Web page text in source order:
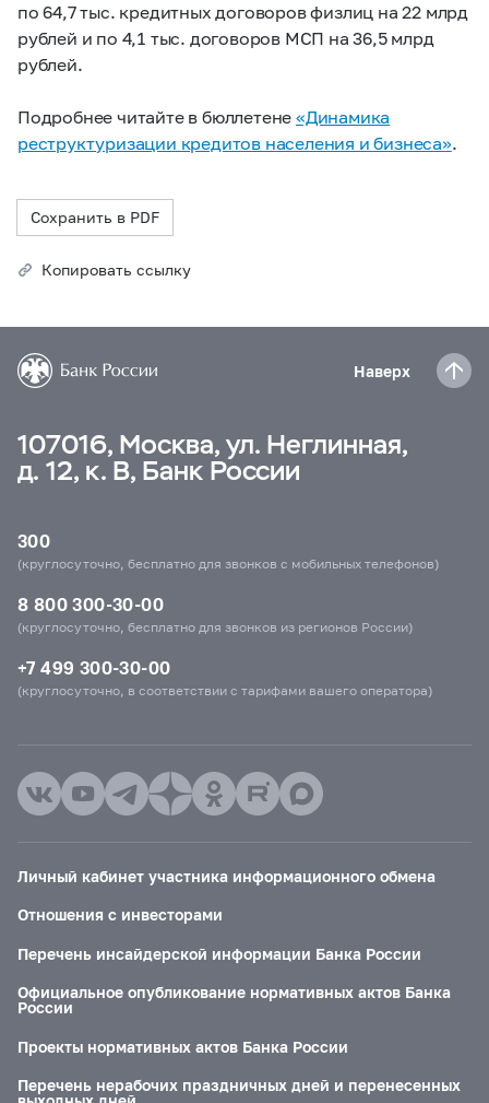
по 64,7 тыс. кредитных договоров физлиц на 22 млрд
рублей и по 4,1 тыс. договоров МСП на 36,5 млрд
рублей.
Подробнее читайте в бюллетене«Динамика
реструктуризации кредитов населения и бизнеса».
Сохранить в PDF
Копировать ссылку
Наверх
107016, Москва, ул. Неглинная,
д. 12, к. В, Банк России
300
(круглосуточно, бесплатно для звонков с мобильных телефонов)
8 800 300-30-00
(круглосуточно, бесплатно для звонков из регионов России)
+7 499 300-30-00
(круглосуточно, в соответствии с тарифами вашего оператора)
Личный кабинет участника информационного обмена
Отношения с инвесторами
Перечень инсайдерской информации Банка России
Официальное опубликование нормативных актов Банка
России
Проекты нормативных актов Банка России
Перечень нерабочих праздничных дней и перенесенных